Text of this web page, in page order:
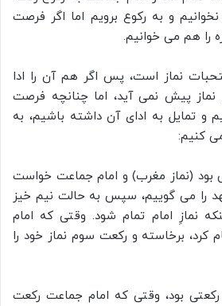
نخوانیم و به رکوع برویم اما اگر فرصت
را هم می خوانیم.
نماز است، پس اگر هم آن را ادا
نماز پیش نمی آید، اما چنانچه فرصت
و تمایل به ادای آن داشته باشیم، به
کنیم:
بود (نماز مغرب) و امام جماعت خواست
را می گوییم، سپس به حالت نیم خیز
نمازِ امام تمام شود. وقتی که امام
کرد، برخاسته و رکعت سوم نماز خود را
رکعتی بود، وقتی که امام جماعت رکعت